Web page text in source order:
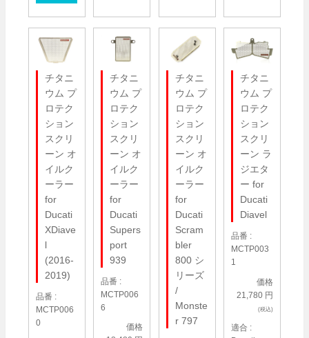
チタニ
ウム プ
ロテク
ション
スクリ
ーン オ
イルク
ーラー
for
Ducati
XDiave
l
(2016-
2019)
品番 :
MCTP006
0
チタニ
ウム プ
ロテク
ション
スクリ
ーン オ
イルク
ーラー
for
Ducati
Supers
port
939
品番 :
MCTP006
6
価格
チタニ
ウム プ
ロテク
ション
スクリ
ーン オ
イルク
ーラー
for
Ducati
Scram
bler
800 シ
リーズ
/
Monste
r 797
チタニ
ウム プ
ロテク
ション
スクリ
ーン ラ
ジエタ
ー for
Ducati
Diavel
品番 :
MCTP003
1
価格
21,780 円
(税込)
適合 :